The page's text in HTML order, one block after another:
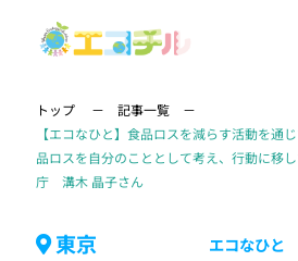
トップ
記事一覧
【エコなひと】食品ロスを減らす活動を通
品ロスを自分のこととして考え、行動に移
庁 溝木 晶子さん
東京 エコなひと